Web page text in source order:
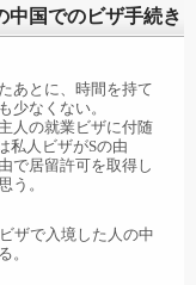
中国でのビザ手続き
あとに、時間を持て
少なくない。
人の就業ビザに付随
私人ビザがSの由
で居留許可を取得し
う。
ザで入境した人の中
。